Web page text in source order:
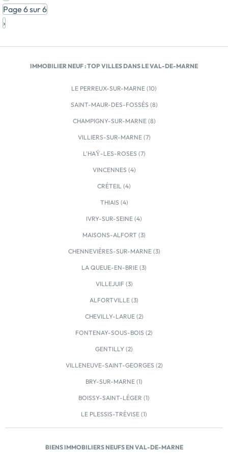
par de la pierre de taille. Appartements neufs du
studio au 5 pièces, avec prolongement extérieur pour
appartements de configuration traversante, à double
commerces en pied de résidence. Toutes commodités
Voir le programme immobilier neuf >>
Page 6 sur 6
›
IMMOBILIER NEUF : TOP VILLES DANS LE VAL-DE-MARNE
LE PERREUX-SUR-MARNE (10)
SAINT-MAUR-DES-FOSSÉS (8)
CHAMPIGNY-SUR-MARNE (8)
VILLIERS-SUR-MARNE (7)
L'HAŸ-LES-ROSES (7)
VINCENNES (4)
CRÉTEIL (4)
THIAIS (4)
IVRY-SUR-SEINE (4)
MAISONS-ALFORT (3)
CHENNEVIÈRES-SUR-MARNE (3)
LA QUEUE-EN-BRIE (3)
VILLEJUIF (3)
ALFORTVILLE (3)
CHEVILLY-LARUE (2)
FONTENAY-SOUS-BOIS (2)
GENTILLY (2)
VILLENEUVE-SAINT-GEORGES (2)
BRY-SUR-MARNE (1)
BOISSY-SAINT-LÉGER (1)
LE PLESSIS-TRÉVISE (1)
BIENS IMMOBILIERS NEUFS EN VAL-DE-MARNE